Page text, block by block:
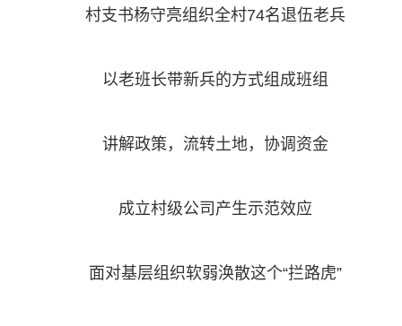
村支书杨守亮组织全村74名退伍老兵
以老班长带新兵的方式组成班组
讲解政策，流转土地，协调资金
成立村级公司产生示范效应
面对基层组织软弱涣散这个“拦路虎”